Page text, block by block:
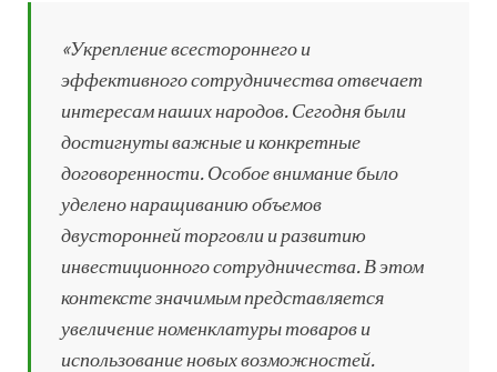
«Укрепление всестороннего и
эффективного сотрудничества отвечает
интересам наших народов. Сегодня были
достигнуты важные и конкретные
договоренности. Особое внимание было
уделено наращиванию объемов
двусторонней торговли и развитию
инвестиционного сотрудничества. В этом
контексте значимым представляется
увеличение номенклатуры товаров и
использование новых возможностей.